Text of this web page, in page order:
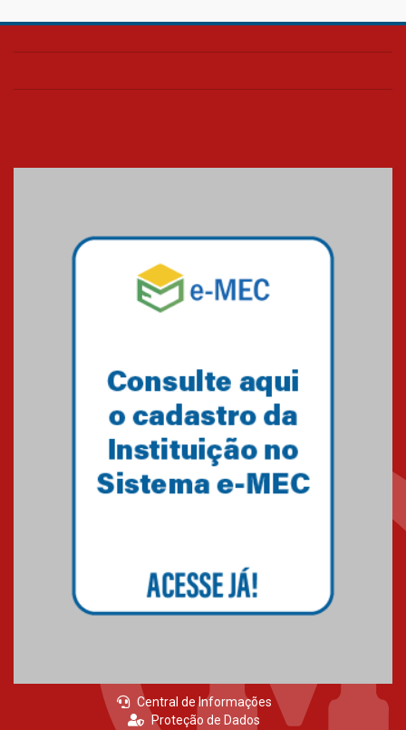
Confira como foi o culto mensal
Mackenzie mobiliza campanha
solidária para apoiar famílias em
Minas Gerais
Primeiro culto do ano ressalta o
27.02.2026
Central de Informações
Proteção de Dados